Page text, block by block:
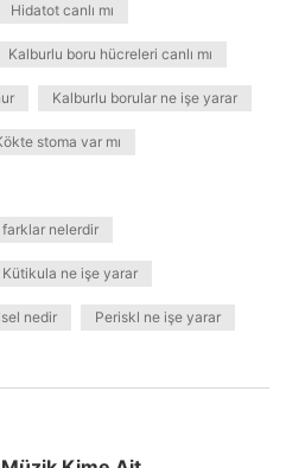
Hidatot canlı mı
Kalburlu boru hücreleri canlı mı
Kalburlu borular ne işe yarar
stoma var mı
farklar nelerdir
Kütikula ne işe yarar
nedir Periskl ne işe yarar